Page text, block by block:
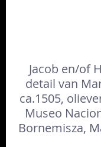
Jacob en/of
detail van
ca.1505,
Museo
Bornemisza,